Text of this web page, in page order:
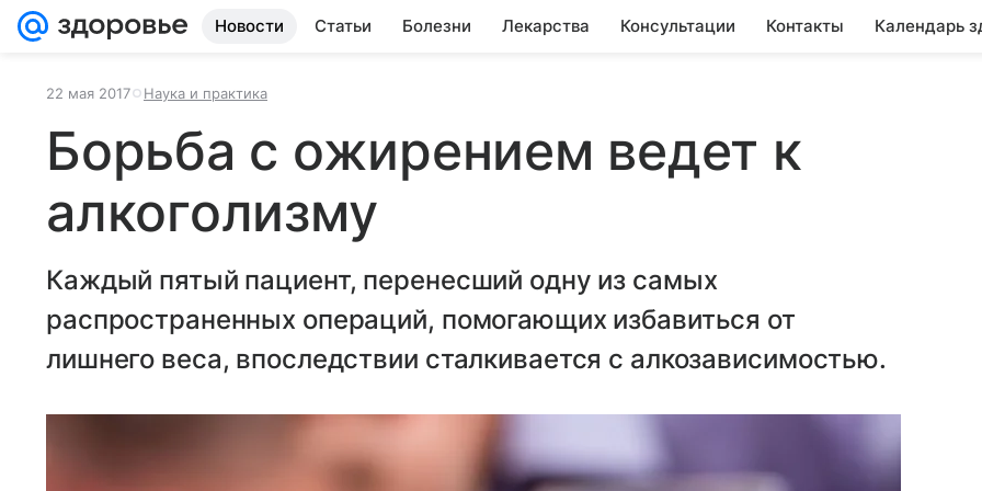
Новости Статьи Болезни Лекарства Консультации Контакты Календарь
22 мая 2017 Наука и практика
Борьба с ожирением ведет к
алкоголизму
Каждый пятый пациент, перенесший одну из самых
распространенных операций, помогающих избавиться от
лишнего веса, впоследствии сталкивается с алкозависимостью.